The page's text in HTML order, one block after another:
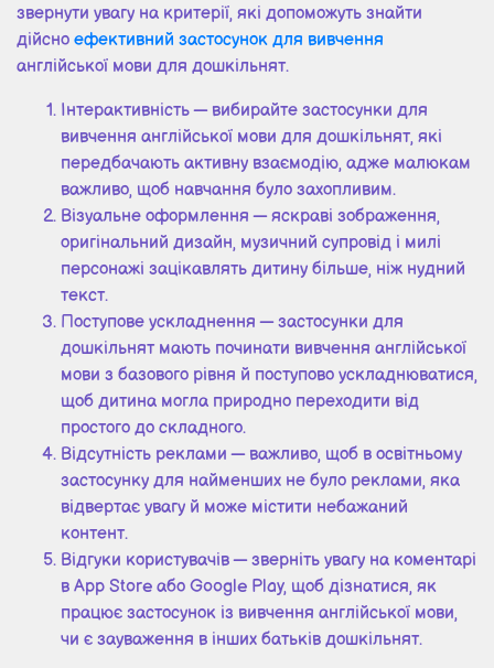
звернути увагу на критерії, які допоможуть знайти
дійсно ефективний застосунок для вивчення
англійської мови для дошкільнят.
Інтерактивність — вибирайте застосунки для
вивчення англійської мови для дошкільнят, які
передбачають активну взаємодію, адже малюкам
важливо, щоб навчання було захопливим.
Візуальне оформлення — яскраві зображення,
оригінальний дизайн, музичний супровід і милі
персонажі зацікавлять дитину більше, ніж нудний
текст.
Поступове ускладнення — застосунки для
дошкільнят мають починати вивчення англійської
мови з базового рівня й поступово ускладнюватися,
щоб дитина могла природно переходити від
простого до складного.
Відсутність реклами — важливо, щоб в освітньому
застосунку для найменших не було реклами, яка
відвертає увагу й може містити небажаний
контент.
Відгуки користувачів — зверніть увагу на коментарі
в App Store або Google Play, щоб дізнатися, як
працює застосунок із вивчення англійської мови,
чи є зауваження в інших батьків дошкільнят.